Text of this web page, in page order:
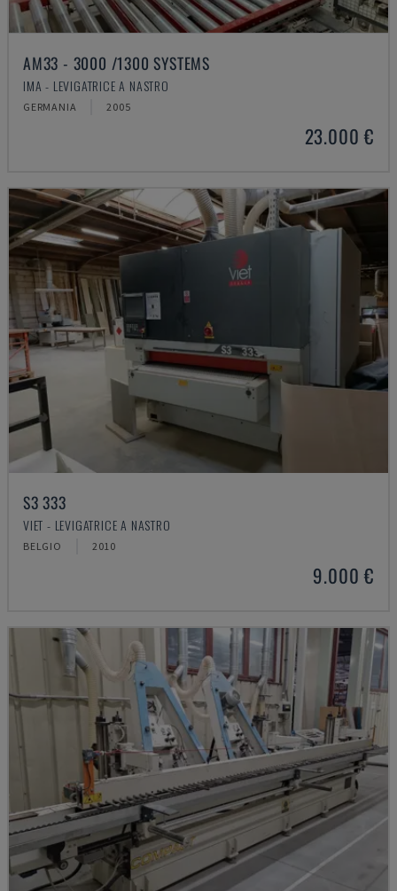
AM33 - 3000 /1300 SYSTEMS
IMA - LEVIGATRICE A NASTRO
GERMANIA 2005
23.000 €
S3 333
VIET - LEVIGATRICE A NASTRO
BELGIO 2010
9.000 €